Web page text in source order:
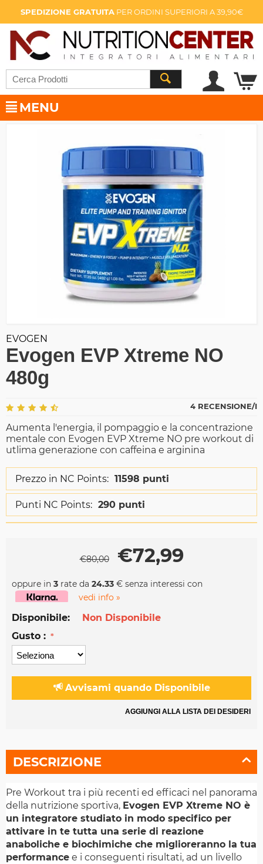
SPEDIZIONE GRATUITAPER ORDINI SUPERIORI A 39,90€
MENU
EVOGEN
Evogen EVP Xtreme NO
480g
4 RECENSIONE/I
Aumenta l'energia, il pompaggio e la concentrazione
mentale con Evogen EVP Xtreme NO pre workout di
utlima generazione con caffeina e arginina
Prezzo in NC Points: 11598 punti
Punti NC Points: 290 punti
€80,00 €72,99
oppure in 3 rate da 24.33 € senza interessi con
vedi info »
Disponibile:
Non Disponibile
Gusto :
Avvisami quando Disponibile
AGGIUNGI ALLA LISTA DEI DESIDERI
DESCRIZIONE
Pre Workout tra i più recenti ed efficaci nel panorama
della nutrizione sportiva, Evogen EVP Xtreme NO è
un integratore studiato in modo specifico per
attivare in te tutta una serie di reazione
anaboliche e biochimiche che miglioreranno la tua
performance e i conseguenti risultati, ad un livello